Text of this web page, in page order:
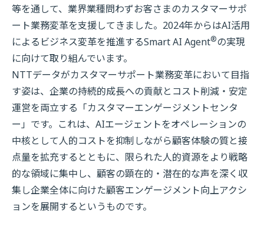
等を通して、業界業種問わずお客さまのカスタマーサポ
ート業務変革を支援してきました。2024年からはAI活用
によるビジネス変革を推進するSmart AI Agent®の実現
に向けて取り組んでいます。
NTTデータがカスタマーサポート業務変革において目指
す姿は、企業の持続的成長への貢献とコスト削減・安定
運営を両立する「カスタマーエンゲージメントセンタ
ー」です。これは、AIエージェントをオペレーションの
中核として人的コストを抑制しながら顧客体験の質と接
点量を拡充するとともに、限られた人的資源をより戦略
的な領域に集中し、顧客の顕在的・潜在的な声を深く収
集し企業全体に向けた顧客エンゲージメント向上アクシ
ョンを展開するというものです。